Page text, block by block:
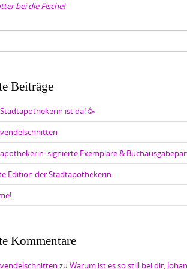
bei die Fische!
Beiträge
Stadtapothekerin ist da! 🥳
signierte Exemplare &
Edition der Stadtapothekerin
Kommentare
zu Warum ist es so still bei dir,